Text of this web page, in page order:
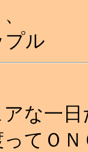
ル
アな一
てＯ